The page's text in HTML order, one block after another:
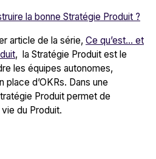
la bonne Stratégie Produit ?
article de la série, Ce qu’est… et
, la Stratégie Produit est le
les équipes autonomes,
place d’OKRs. Dans une
Produit permet de
du Produit.